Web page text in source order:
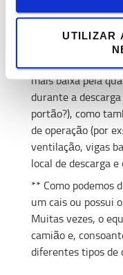
UTILIZAR
- Se possui um
Com restrições de
mais baixa pela
durante a
portão?), como
de operação (por
ventilação, vigas
local de descarga e
** Como podemos
um cais ou possui
Muitas vezes, o
camião e,
diferentes tipos de